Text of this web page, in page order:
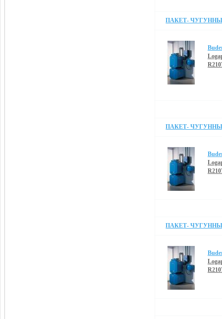
ПАКЕТ- ЧУГУННЫЙ
ПАКЕТ- ЧУГУННЫЙ
ПАКЕТ- ЧУГУННЫЙ